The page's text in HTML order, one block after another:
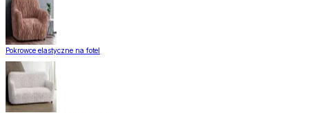
Pokrowce elastyczne na fotel